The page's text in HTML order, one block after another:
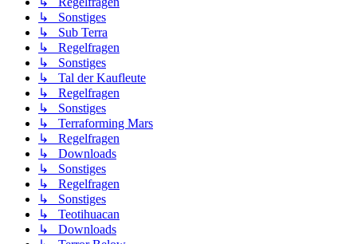
↳ Sonstiges
↳ Sub Terra
↳ Regelfragen
↳ Sonstiges
↳ Tal der Kaufleute
↳ Regelfragen
↳ Sonstiges
↳ Terraforming Mars
↳ Regelfragen
↳ Downloads
↳ Sonstiges
↳ Regelfragen
↳ Sonstiges
↳ Teotihuacan
↳ Downloads